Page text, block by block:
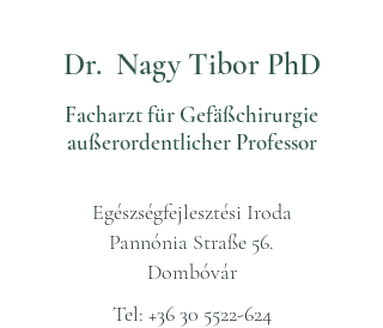
Dr. Nagy Tibor PhD
Facharzt für Gefäßchirurgie
außerordentlicher Professor
Egészségfejlesztési Iroda
Pannónia Straße 56.
Dombóvár
Tel: +36 30 5522-624